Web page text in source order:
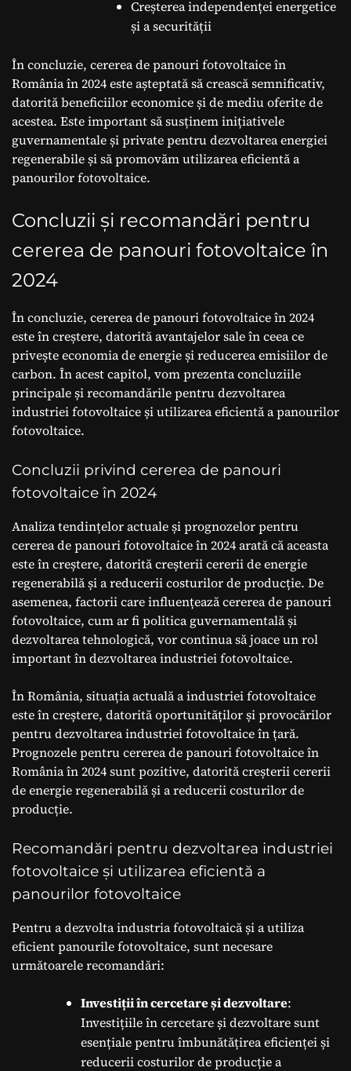
Creșterea independenței energetice
și a securității
În concluzie, cererea de panouri fotovoltaice în
România în 2024 este așteptată să crească semnificativ,
datorită beneficiilor economice și de mediu oferite de
acestea. Este important să susținem inițiativele
guvernamentale și private pentru dezvoltarea energiei
regenerabile și să promovăm utilizarea eficientă a
panourilor fotovoltaice.
Concluzii și recomandări pentru
cererea de panouri fotovoltaice în
2024
În concluzie, cererea de panouri fotovoltaice în 2024
este în creștere, datorită avantajelor sale în ceea ce
privește economia de energie și reducerea emisiilor de
carbon. În acest capitol, vom prezenta concluziile
principale și recomandările pentru dezvoltarea
industriei fotovoltaice și utilizarea eficientă a panourilor
fotovoltaice.
Concluzii privind cererea de panouri
fotovoltaice în 2024
Analiza tendințelor actuale și prognozelor pentru
cererea de panouri fotovoltaice în 2024 arată că aceasta
este în creștere, datorită creșterii cererii de energie
regenerabilă și a reducerii costurilor de producție. De
asemenea, factorii care influențează cererea de panouri
fotovoltaice, cum ar fi politica guvernamentală și
dezvoltarea tehnologică, vor continua să joace un rol
important în dezvoltarea industriei fotovoltaice.
În România, situația actuală a industriei fotovoltaice
este în creștere, datorită oportunităților și provocărilor
pentru dezvoltarea industriei fotovoltaice în țară.
Prognozele pentru cererea de panouri fotovoltaice în
România în 2024 sunt pozitive, datorită creșterii cererii
de energie regenerabilă și a reducerii costurilor de
producție.
Recomandări pentru dezvoltarea industriei
fotovoltaice și utilizarea eficientă a
panourilor fotovoltaice
Pentru a dezvolta industria fotovoltaică și a utiliza
eficient panourile fotovoltaice, sunt necesare
următoarele recomandări:
Investiții în cercetare și dezvoltare:
Investițiile în cercetare și dezvoltare sunt
esențiale pentru îmbunătățirea eficienței și
reducerii costurilor de producție a